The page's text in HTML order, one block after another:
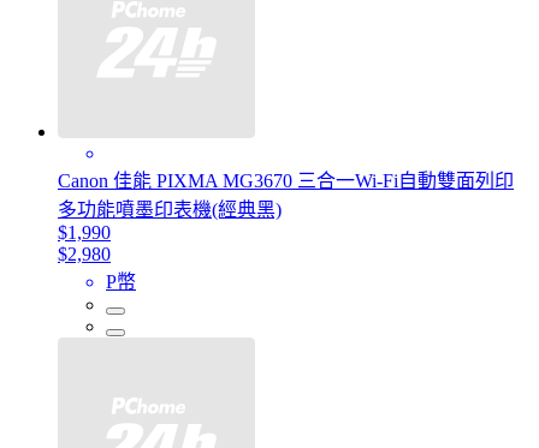
Canon 佳能 PIXMA MG3670 三合一Wi-Fi自動雙面列印
多功能噴墨印表機(經典黑)
$1,990
$2,980
P幣